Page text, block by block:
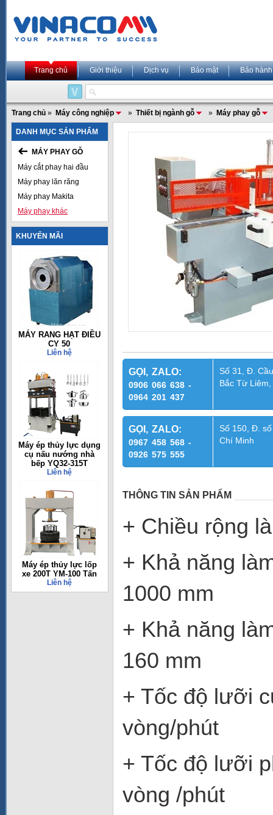
Trang chủ Giới thiệu Dịch vụ Bảo mật Bảo hành
Trang chủ » Máy công nghiệp » Thiết bị ngành gỗ » Máy phay gỗ
DANH MỤC SẢN PHẨM
MÁY PHAY GỖ
Máy cắt phay hai đầu
Máy phay lăn răng
Máy phay Makita
Máy phay khác
KHUYẾN MÃI
MÁY RANG HẠT ĐIỀU
CY 50
Liên hệ
Máy ép thủy lực dụng
cụ nấu nướng nhà
bếp YQ32-315T
Liên hệ
Máy ép thủy lực lốp
xe 200T YM-100 Tấn
Liên hệ
GỌI, ZALO:
0906 066 638 -
0964 201 437
Số 31, Đ.
Bắc Từ
GỌI, ZALO:
0967 458 568 -
0926 575 555
Số 150, Đ.
Chí Minh
THÔNG TIN SẢN PHẨM
+ Chiều
+ Khả năng
1000 mm
+ Khả năng
160 mm
+ Tốc
vòng/phút
+ Tốc
vòng /phút